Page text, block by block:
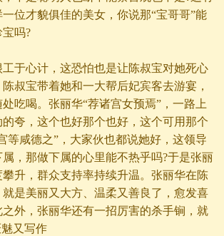
位才貌俱佳的美女，你说那“宝哥哥”能
吗?
于心计，这恐怕也是让陈叔宝对她死心
叔宝带着她和一大帮后妃宾客去游宴，
吃喝。张丽华“荐诸宫女预焉”，一路上
夸，这个也好那个也好，这个可用那个
等咸德之”，大家伙也都说她好，这领导
，那做下属的心里能不热乎吗?于是张丽
升，群众支持率持续升温。张丽华在陈
是美丽又大方、温柔又善良了，愈发喜
外，张丽华还有一招厉害的杀手锏，就
又写作